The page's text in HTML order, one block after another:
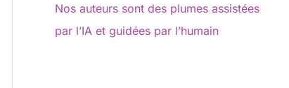
Nos auteurs sont des plumes assistées
par l’IA et guidées par l’humain